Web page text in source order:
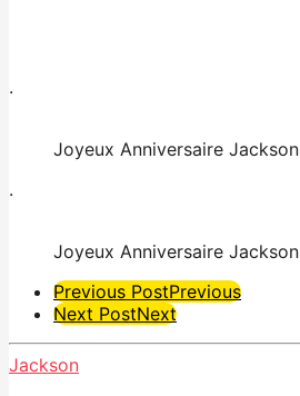
.
Joyeux Anniversaire Jackson
.
Joyeux Anniversaire Jackson
Post
Pagination
Previous PostPrevious
Next PostNext
Jackson